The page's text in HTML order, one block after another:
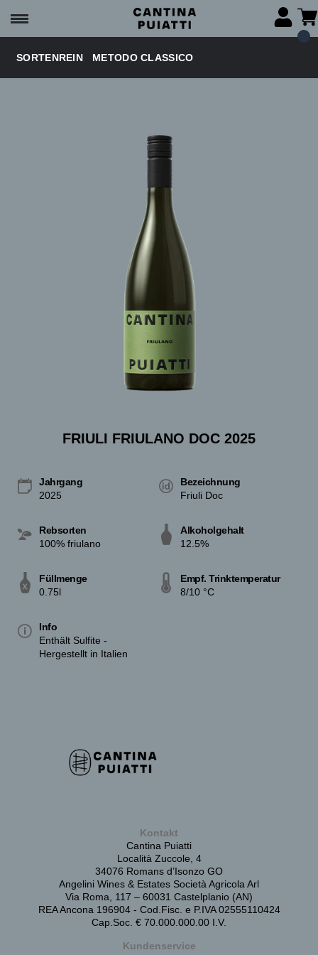
SORTENREIN METODO CLASSICO
FRIULI FRIULANO DOC 2025
Jahrgang
2025
Bezeichnung
Friuli Doc
Rebsorten
100% friulano
Alkoholgehalt
12.5%
Füllmenge
0.75l
Empf. Trinktemperatur
8/10 °C
Info
Enthält Sulfite -
Hergestellt in Italien
Kontakt
Cantina Puiatti
Località Zuccole, 4
34076 Romans d’Isonzo GO
Angelini Wines & Estates Società Agricola Arl
Via Roma, 117 – 60031 Castelplanio (AN)
REA Ancona 196904 - Cod.Fisc. e P.IVA 02555110424
Cap.Soc. € 70.000.000.00 I.V.
Kundenservice